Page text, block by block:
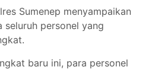
Sumenep menyampaikan
seluruh personel yang
baru ini, para personel